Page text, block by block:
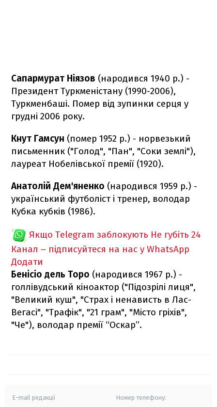
Сапармурат Ніязов (народився 1940 р.) -
Президент Туркменістану (1990-2006),
Туркменбаші. Помер від зупинки серця у
грудні 2006 року.
Кнут Гамсун (помер 1952 р.) - норвезький
письменник ("Голод", "Пан", "Соки землі"),
лауреат Нобелівської премії (1920).
Анатолій Дем'яненко (народився 1959 р.) -
український футболіст і тренер, володар
Кубка кубків (1986).
Якщо Telegram заблокують Не губіть 24
Канал – підписуйтеся на нас у WhatsApp
Додати
Бенісіо дель Торо (народився 1967 р.) -
голлівудський кіноактор ("Підозрілі лиця",
"Великий куш", "Страх і ненависть в Лас-
Вегасі", "Трафік", "21 грам", "Місто гріхів",
"Че"), володар премії “Оскар”.
E-mail редакції Номер телефону: